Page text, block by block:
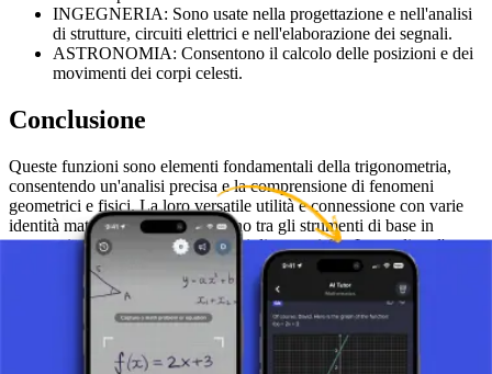
INGEGNERIA: Sono usate nella progettazione e nell'analisi
di strutture, circuiti elettrici e nell'elaborazione dei segnali.
ASTRONOMIA: Consentono il calcolo delle posizioni e dei
movimenti dei corpi celesti.
Conclusione
Queste funzioni sono elementi fondamentali della trigonometria,
consentendo un'analisi precisa e la comprensione di fenomeni
geometrici e fisici. La loro versatile utilità e connessione con varie
identità matematiche le classificano tra gli strumenti di base in
matematica, scienze naturali e discipline tecniche. Lo studio e l'uso
delle funzioni trigonometriche sono fondamentali per lo sviluppo di
nuove tecnologie, scoperte scientifiche e il miglioramento delle
soluzioni ingegneristiche, il che conferma il loro immenso valore.
Comprendere le funzioni trigonometriche apre la porta a una vasta
gamma di applicazioni, dalla risoluzione di problemi pratici
all'esplorazione di leggi naturali fondamentali.